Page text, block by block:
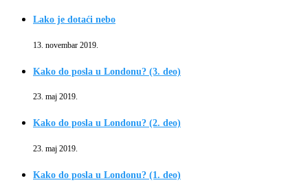
Lako je dotaći nebo
13. novembar 2019.
Kako do posla u Londonu? (3. deo)
23. maj 2019.
Kako do posla u Londonu? (2. deo)
23. maj 2019.
Kako do posla u Londonu? (1. deo)